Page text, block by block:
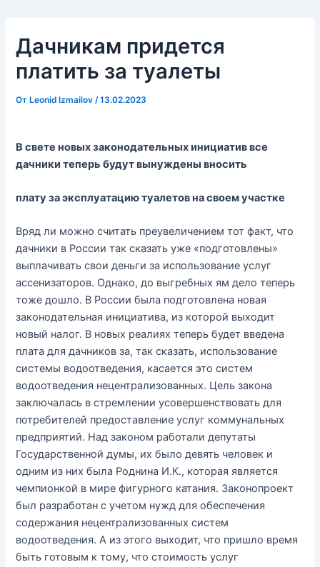
Дачникам придется
платить за туалеты
ОтLeonid Izmailov /13.02.2023
В свете новых законодательных инициатив все
дачники теперь будут вынуждены вносить
плату за эксплуатацию туалетов на своем участке
Вряд ли можно считать преувеличением тот факт, что
дачники в России так сказать уже «подготовлены»
выплачивать свои деньги за использование услуг
ассенизаторов. Однако, до выгребных ям дело теперь
тоже дошло. В России была подготовлена новая
законодательная инициатива, из которой выходит
новый налог. В новых реалиях теперь будет введена
плата для дачников за, так сказать, использование
системы водоотведения, касается это систем
водоотведения нецентрализованных. Цель закона
заключалась в стремлении усовершенствовать для
потребителей предоставление услуг коммунальных
предприятий. Над законом работали депутаты
Государственной думы, их было девять человек и
одним из них была Роднина И.К., которая является
чемпионкой в мире фигурного катания. Законопроект
был разработан с учетом нужд для обеспечения
содержания нецентрализованных систем
водоотведения. А из этого выходит, что пришло время
быть готовым к тому, что стоимость услуг